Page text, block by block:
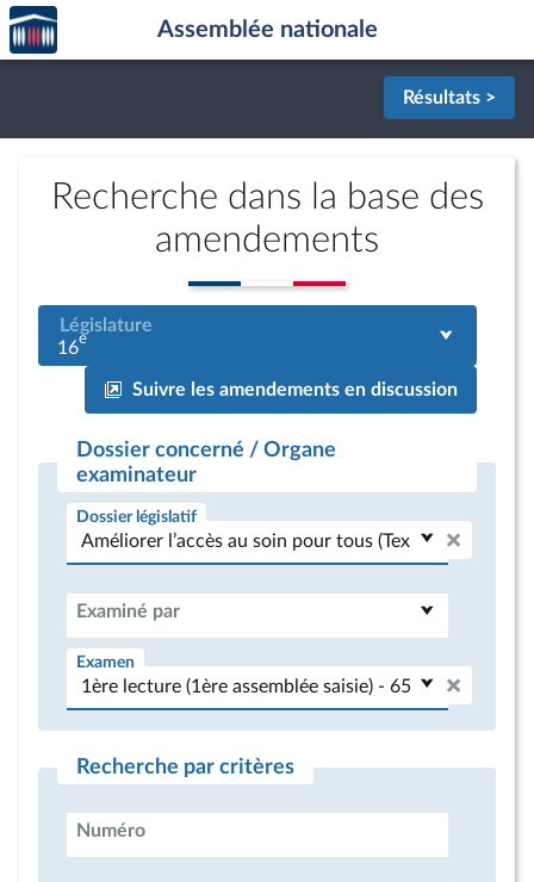
Aller au contenu
Aller en bas de la page
Accèder
à la
page
Assemblée nationale
Résultats >
Recherche dans la base des
amendements
Législature
16e
Suivre les amendements en discussion
Dossier concerné / Organe
examinateur
Dossier législatif
Examiné par
Examen
Recherche par critères
Numéro